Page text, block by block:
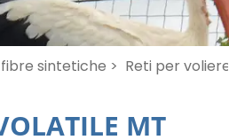
sintetiche > Reti per
MT